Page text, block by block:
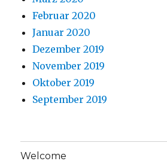
Februar 2020
Januar 2020
Dezember 2019
November 2019
Oktober 2019
September 2019
Welcome